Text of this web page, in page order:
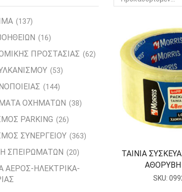
ΤΑΙΝΙΑ
ΑΘΟΡΥΒΗ
SKU:
(137)
(16)
ΠΡΟΣΤΑΣΙΑΣ (62)
(53)
(144)
ΟΧΗΜΑΤΩΝ (38)
PARKING (26)
ΣΥΝΕΡΓΕΙΟΥ (363)
ΣΠΕΙΡΩΜΑΤΩΝ (20)
ΑΕΡΟΣ-ΗΛΕΚΤΡΙΚΑ-